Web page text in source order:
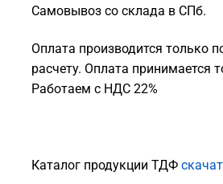
Самовывоз со склада в СПб.
Оплата производится только
расчету. Оплата принимается
Работаем с НДС 22%
Каталог продукции ТДФ